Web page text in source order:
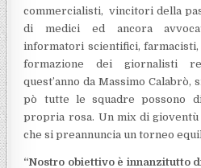
commercialisti, vincitori della
di medici ed ancora
informatori scientifici,
formazione dei giornalisti
quest’anno da Massimo
pò tutte le squadre possono
propria rosa. Un mix di
che si preannuncia un torneo
“Nostro obiettivo è innanzitutto